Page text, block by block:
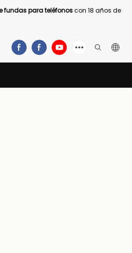
fundas para teléfonoscon 18 años de